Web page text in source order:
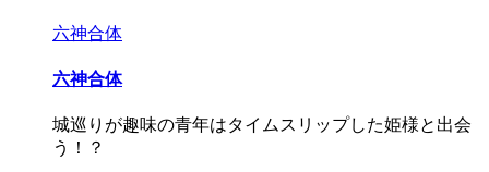
六神合体
六神合体
城巡りが趣味の青年はタイムスリップした姫様と出会
う！？